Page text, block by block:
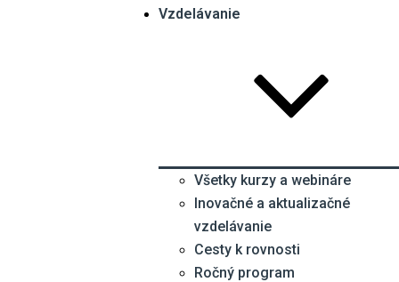
Vzdelávanie
Všetky kurzy a webináre
Inovačné a aktualizačné
vzdelávanie
Cesty k rovnosti
Ročný program